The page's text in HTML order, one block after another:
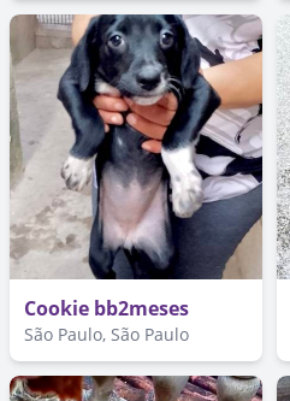
Cookie bb2meses
São Paulo, São Paulo